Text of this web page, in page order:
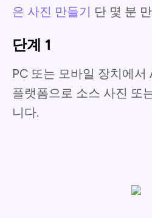
은 사진 만들기 단 몇 분
단계 1
PC 또는 모바일 장치에서
플랫폼으로 소스 사진 또
니다.